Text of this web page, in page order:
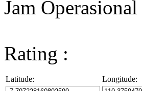
Jam
Rating :
Latitude: Longitude: